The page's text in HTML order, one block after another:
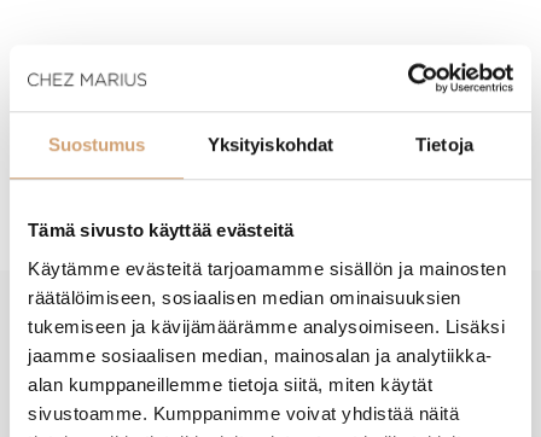
Suostumus Yksityiskohdat Tietoja
Tämä sivusto käyttää evästeitä
Käytämme evästeitä tarjoamamme sisällön ja mainosten
räätälöimiseen, sosiaalisen median ominaisuuksien
tukemiseen ja kävijämäärämme analysoimiseen. Lisäksi
jaamme sosiaalisen median, mainosalan ja analytiikka-
alan kumppaneillemme tietoja siitä, miten käytät
sivustoamme. Kumppanimme voivat yhdistää näitä
Tuotekuvaus
Hoito-ohjeet
- Tuotteesta ei ole vielä arvosteluja -
New content loaded